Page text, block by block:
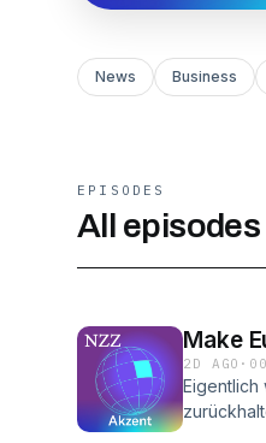
News Business
EPISODES
All episodes
Make
2D AGO ·
Eigentlich